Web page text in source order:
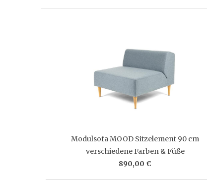
Modulsofa MOOD Sitzelement 90 cm
verschiedene Farben & Füße
890,00 €